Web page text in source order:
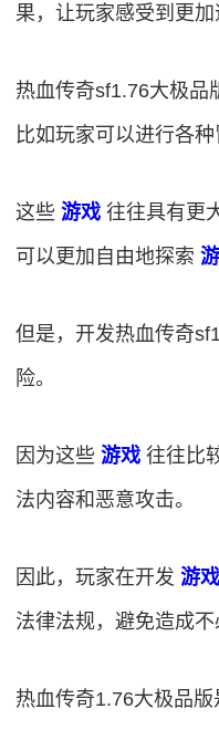
果，让玩家感受到更加
热血传奇sf1.76大极品
比如玩家可以进行各
这些 游戏 往往具有更
可以更加自由地探索
但是，开发热血传奇
险。
因为这些 游戏 往往比
法内容和恶意攻击。
因此，玩家在开发 游戏
法律法规，避免造成不
热血传奇1.76大极品